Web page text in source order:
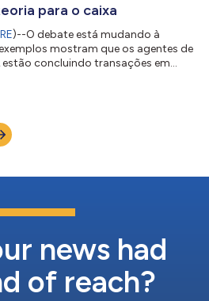
para o caixa
)--O debate está mudando à
mostram que os agentes de
concluindo transações em
o Ocidente) aponta que o
deixa de ser uma experiência
uma infraestrut...
news had
of reach?